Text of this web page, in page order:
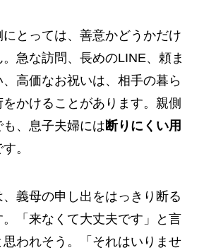
とっては、善意かどうかだけ
急な訪問、長めのLINE、頼ま
高価なお祝いは、相手の暮ら
かけることがあります。親側
、息子夫婦には断りにくい用
。
義母の申し出をはっきり断る
「来なくて大丈夫です」と言
思われそう。「それはいりませ